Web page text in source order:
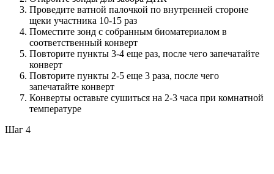
Проведите ватной палочкой по внутренней стороне
щеки участника 10-15 раз
Поместите зонд с собранным биоматериалом в
соответственный конверт
Повторите пункты 3-4 еще раз, после чего запечатайте
конверт
Повторите пункты 2-5 еще 3 раза, после чего
запечатайте конверт
Конверты оставьте сушиться на 2-3 часа при комнатной
температуре
Шаг 4